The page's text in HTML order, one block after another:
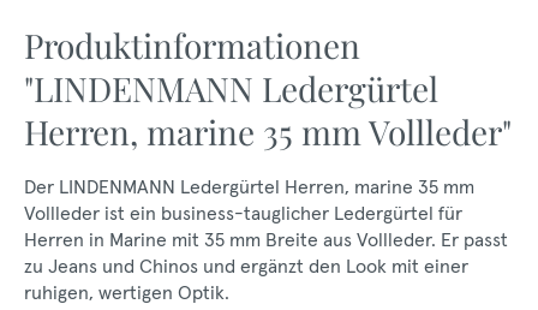
Produktinformationen
"LINDENMANN Ledergürtel
Herren, marine 35 mm Vollleder"
Der LINDENMANN Ledergürtel Herren, marine 35 mm
Vollleder ist ein business-tauglicher Ledergürtel für
Herren in Marine mit 35 mm Breite aus Vollleder. Er passt
zu Jeans und Chinos und ergänzt den Look mit einer
ruhigen, wertigen Optik.